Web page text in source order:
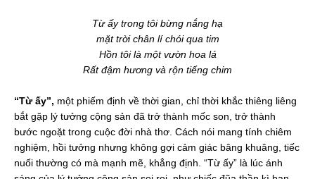
Từ ấy trong tôi bừng nắng hạ
mặt trời chân lí chói qua tim
Hồn tôi là một vườn hoa lá
Rất đậm hương và rộn tiếng chim
“Từ ấy”, một phiếm định về thời gian, chỉ thời khắc thiêng liêng
bắt gặp lý tưởng cộng sản đã trở thành mốc son, trở thành
bước ngoặt trong cuộc đời nhà thơ. Cách nói mang tính chiêm
nghiệm, hồi tưởng nhưng không gợi cảm giác bâng khuâng, tiếc
nuối thường có mà mạnh mẽ, khẳng định. “Từ ấy” là lúc ánh